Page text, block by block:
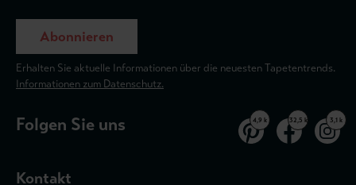
Abonnieren
Erhalten Sie aktuelle Informationen über die neuesten Tapetentrends.
Informationen zum Datenschutz.
Folgen Sie uns 4,9 k 32,5 k 3,1 k
Kontakt